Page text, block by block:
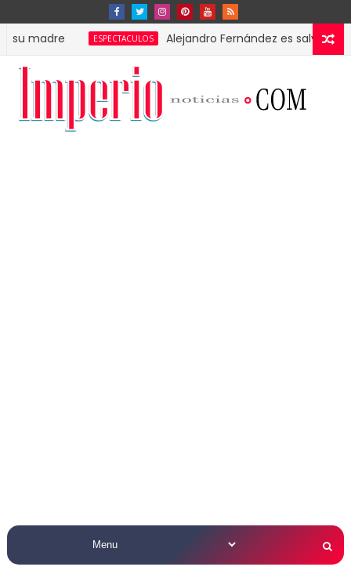
ESPECTACULOS Alejandro Fernández es salvado por su